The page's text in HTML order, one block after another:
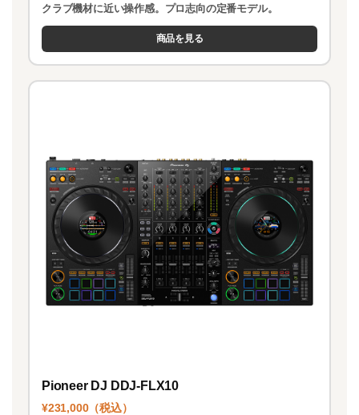
クラブ機材に近い操作感。プロ志向の定番モデル。
商品を見る
Pioneer DJ DDJ-FLX10
¥231,000（税込）